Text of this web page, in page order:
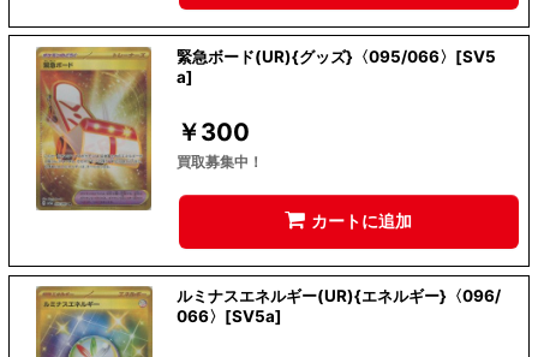
緊急ボード(UR){グッズ}〈095/066〉[SV5
a]
￥300
買取募集中！
カートに追加
ルミナスエネルギー(UR){エネルギー}〈096/
066〉[SV5a]